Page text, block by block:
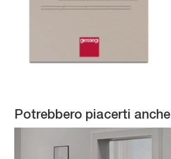
Potrebbero piacerti anche